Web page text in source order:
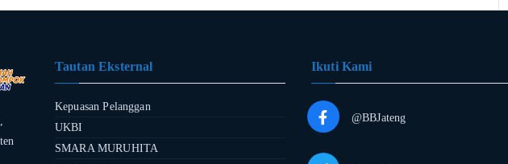
Tautan Eksternal
Kepuasan Pelanggan
UKBI
SMARA MURUHITA
Ikuti Kami
@BBJateng